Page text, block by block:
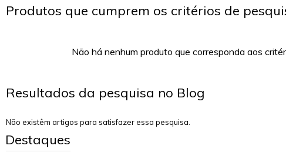
Produtos que cumprem os critérios de
Não há nenhum produto que corresponda aos
Resultados da pesquisa no Blog
Não existêm artigos para satisfazer essa pesquisa.
Destaques